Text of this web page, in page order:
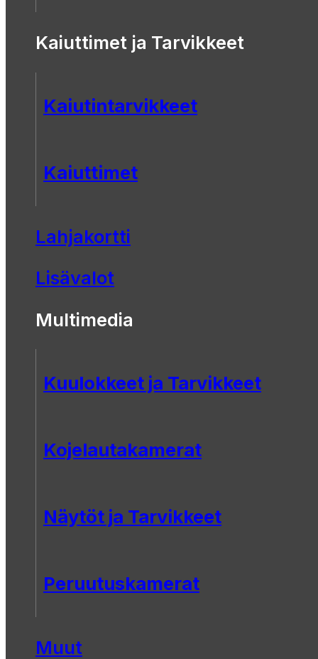
Kaiuttimet ja Tarvikkeet
Kaiutintarvikkeet
Kaiuttimet
Lahjakortti
Lisävalot
Multimedia
Kuulokkeet ja Tarvikkeet
Kojelautakamerat
Näytöt ja Tarvikkeet
Peruutuskamerat
Muut